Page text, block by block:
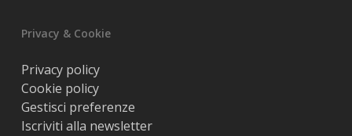
Privacy & Cookie
Privacy policy
Cookie policy
Gestisci preferenze
Iscriviti alla newsletter